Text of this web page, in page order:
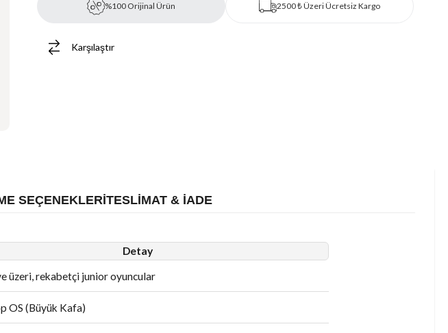
%100 Orijinal Ürün 2500 ₺ Üzeri Ücretsiz Kargo
Karşılaştır
SEÇENEKLERITESLİMAT & İADE
Detay
üzeri, rekabetçi junior oyuncular
OS (Büyük Kafa)